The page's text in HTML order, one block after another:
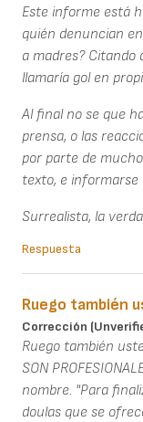
Este informe está
quién denuncian
a madres? Citando
llamaría gol en
Al final no se que
prensa, o las
por parte de
texto, e informarse
Surrealista, la
Respuesta
Ruego también
Corrección
Ruego también
SON
nombre. "Para
doulas que se